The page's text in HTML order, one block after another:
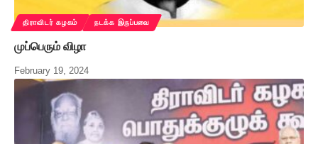
திராவிடர் கழகம் நடக்க இருப்பவை
முப்பெரும் விழா
February 19, 2024